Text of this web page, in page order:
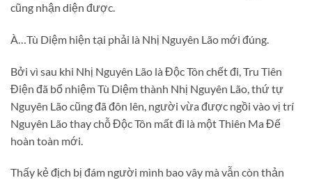
cũng nhận diện được.
À…Tù Diệm hiện tại phải là Nhị Nguyên Lão mới đúng.
Bởi vì sau khi Nhị Nguyên Lão là Độc Tôn chết đi, Tru Tiên
Điện đã bổ nhiệm Tù Diệm thành Nhị Nguyên Lão, thứ tự
Nguyên Lão cũng đã đôn lên, người vừa được ngồi vào vị trí
Nguyên Lão thay chỗ Độc Tôn mất đi là một Thiên Ma Đế
hoàn toàn mới.
Thấy kẻ địch bị đám người mình bao vây mà vẫn còn thản